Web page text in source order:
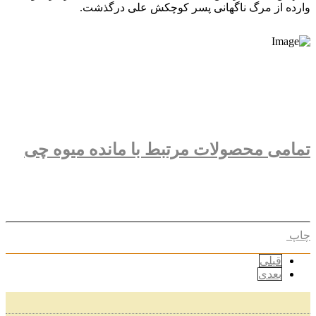
وارده از مرگ ناگهانی پسر کوچکش علی درگذشت.
تمامی محصولات مرتبط با مانده میوه چی
چاپ
قبلی
بعدی